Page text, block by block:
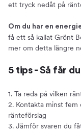
ett tryck nedåt på
Om du har en
få ett så kallat Grönt
mer om detta längre
5 tips - Så får
1. Ta reda på vilken
2. Kontakta minst
ränteförslag
3. Jämför svaren du